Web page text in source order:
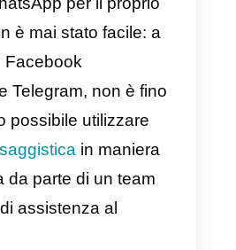
sono le soluzioni
in modalità
WhatsApp per il proprio